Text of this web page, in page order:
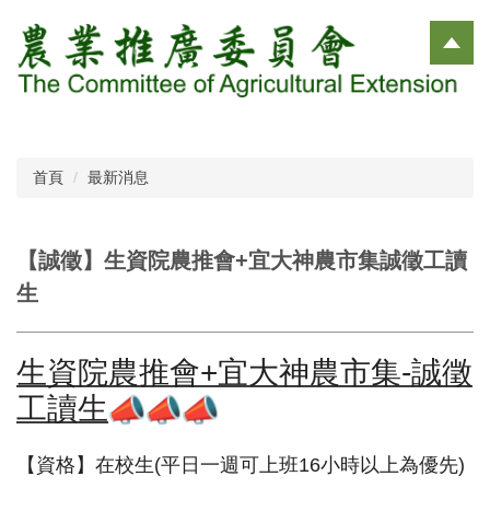
到
主
首頁
最新消息
【誠徵】生資院農推會+宜大神農市集誠徵工讀
生
生資院農推會+宜大神農市集-誠徵
工讀生
​【資格】在校生(平日一週可上班16小時以上為優先)